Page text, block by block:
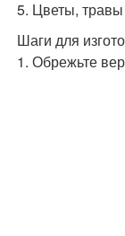
5. Цветы,
Шаги для
1. Обрежьте